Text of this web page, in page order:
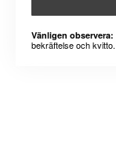
Vänligen observera:
bekräftelse och kvitto.